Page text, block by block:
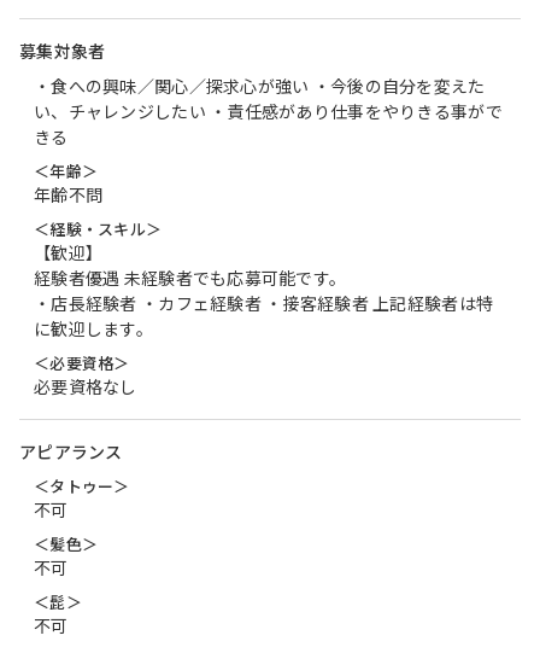
募集対象者
・食への興味／関心／探求心が強い ・今後の自分を変えた
い、チャレンジしたい ・責任感があり仕事をやりきる事がで
きる
＜年齢＞
年齢不問
＜経験・スキル＞
【歓迎】
経験者優遇 未経験者でも応募可能です。
・店長経験者 ・カフェ経験者 ・接客経験者 上記経験者は特
に歓迎します。
＜必要資格＞
必要資格なし
アピアランス
＜タトゥー＞
不可
＜髪色＞
不可
＜髭＞
不可